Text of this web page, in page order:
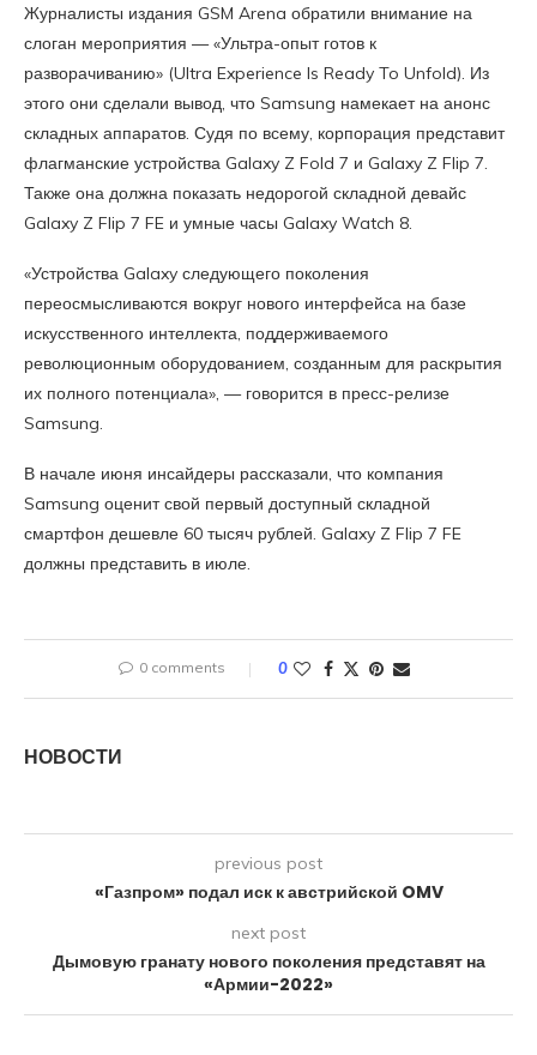
Журналисты издания GSM Arena обратили внимание на
слоган мероприятия — «Ультра-опыт готов к
разворачиванию» (Ultra Experience Is Ready To Unfold). Из
этого они сделали вывод, что Samsung намекает на анонс
складных аппаратов. Судя по всему, корпорация представит
флагманские устройства Galaxy Z Fold 7 и Galaxy Z Flip 7.
Также она должна показать недорогой складной девайс
Galaxy Z Flip 7 FE и умные часы Galaxy Watch 8.
«Устройства Galaxy следующего поколения
переосмысливаются вокруг нового интерфейса на базе
искусственного интеллекта, поддерживаемого
революционным оборудованием, созданным для раскрытия
их полного потенциала», — говорится в пресс-релизе
Samsung.
В начале июня инсайдеры рассказали, что компания
Samsung оценит свой первый доступный складной
смартфон дешевле 60 тысяч рублей. Galaxy Z Flip 7 FE
должны представить в июле.
0 comments 0
НОВОСТИ
previous post
«Газпром» подал иск к австрийской OMV
next post
Дымовую гранату нового поколения представят на
«Армии-2022»